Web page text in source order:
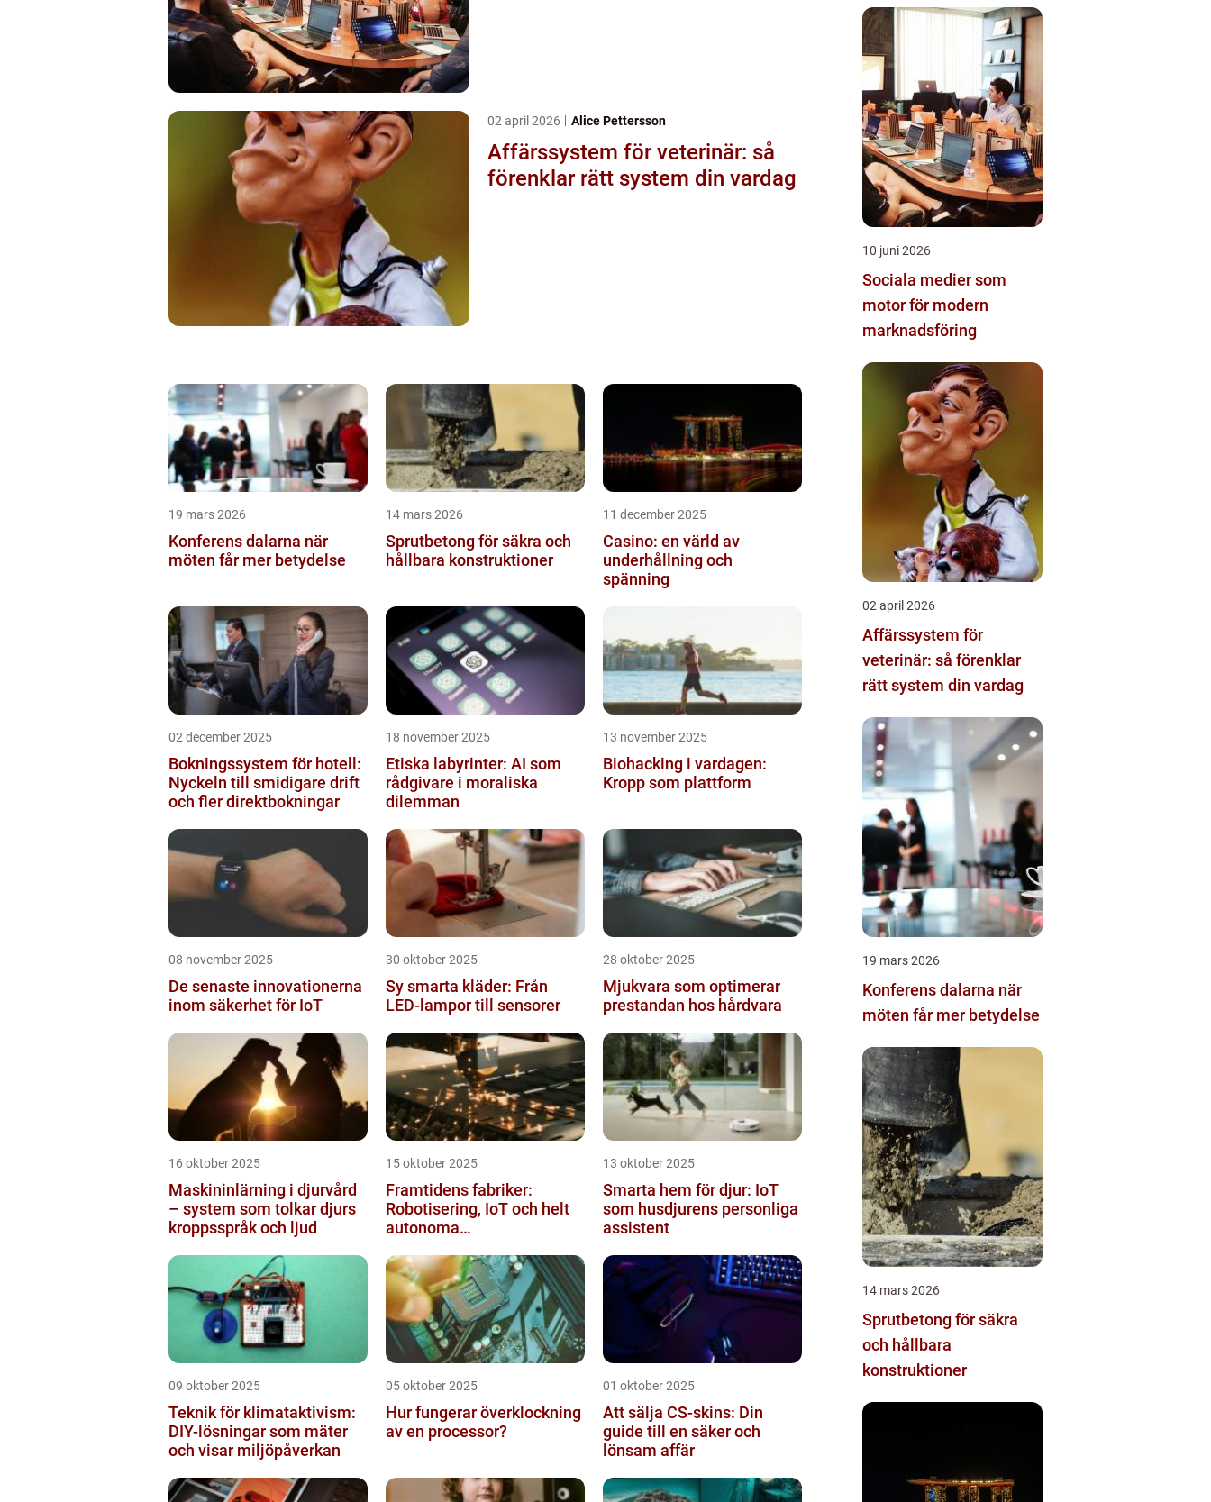
02 april 2026 Alice Pettersson
Affärssystem för veterinär: så
förenklar rätt system din vardag
19 mars 2026
Konferens dalarna när
möten får mer betydelse
14 mars 2026
Sprutbetong för säkra och
hållbara konstruktioner
11 december 2025
Casino: en värld av
underhållning och
spänning
02 december 2025
Bokningssystem för hotell:
Nyckeln till smidigare drift
och fler direktbokningar
18 november 2025
Etiska labyrinter: AI som
rådgivare i moraliska
dilemman
13 november 2025
Biohacking i vardagen:
Kropp som plattform
08 november 2025
De senaste innovationerna
inom säkerhet för IoT
30 oktober 2025
Sy smarta kläder: Från
LED-lampor till sensorer
28 oktober 2025
Mjukvara som optimerar
prestandan hos hårdvara
16 oktober 2025
Maskininlärning i djurvård
– system som tolkar djurs
kroppsspråk och ljud
15 oktober 2025
Framtidens fabriker:
Robotisering, IoT och helt
autonoma
13 oktober 2025
Smarta hem för djur: IoT
som husdjurens personliga
assistent
09 oktober 2025
Teknik för klimataktivism:
DIY-lösningar som mäter
och visar miljöpåverkan
05 oktober 2025
Hur fungerar överklockning
av en processor?
01 oktober 2025
Att sälja CS-skins: Din
guide till en säker och
lönsam affär
10 juni 2026
Sociala medier som
motor för modern
marknadsföring
02 april 2026
Affärssystem för
veterinär: så förenklar
rätt system din vardag
19 mars 2026
Konferens dalarna när
möten får mer betydelse
14 mars 2026
Sprutbetong för säkra
och hållbara
konstruktioner